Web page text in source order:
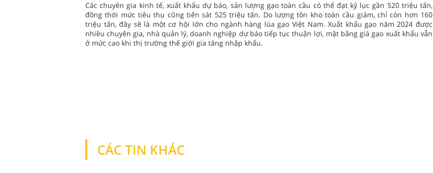
Các chuyên gia kinh tế, xuất khẩu dự báo, sản lượng gạo toàn cầu có thể đạt kỷ lục gần 520 triệu tấn,
đồng thời mức tiêu thụ cũng tiến sát 525 triệu tấn. Do lượng tồn kho toàn cầu giảm, chỉ còn hơn 160
triệu tấn, đây sẽ là một cơ hội lớn cho ngành hàng lúa gạo Việt Nam. Xuất khẩu gạo năm 2024 được
nhiều chuyên gia, nhà quản lý, doanh nghiệp dự báo tiếp tục thuận lợi, mặt bằng giá gạo xuất khẩu vẫn
ở mức cao khi thị trường thế giới gia tăng nhập khẩu.
CÁC TIN KHÁC